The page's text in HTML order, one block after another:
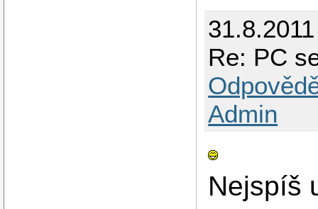
Re: PC
Admin
Nejspíš